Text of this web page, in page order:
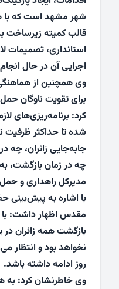
شهر مشهد است که با
قالب کمیته زیرساخت
استانداری، تصمیمات
اجرایی آن در حال
وی همچنین از
برای تقویت ناوگان
کرد: برنامه‌ریزی‌های
شده تا حداکثر ظرفیت
جابه‌جایی زائران،
چه در زمان بازگشت،
مدیرکل راهداری و
با اشاره به پیش‌بینی
مقدس اظهار داشت: با
بازگشت همه زائران در
نخواهد بود و انتظار
روز ادامه داشته باشد.
وی خاطرنشان کرد: به